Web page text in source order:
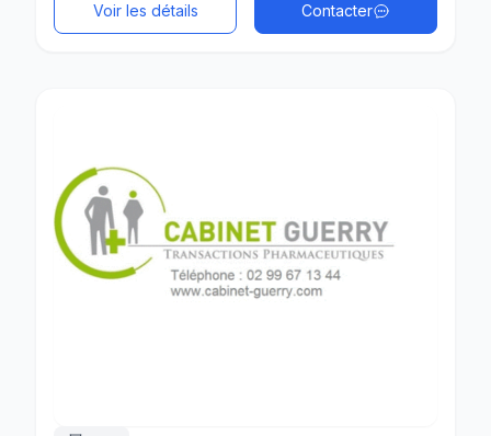
Voir les détails Contacter